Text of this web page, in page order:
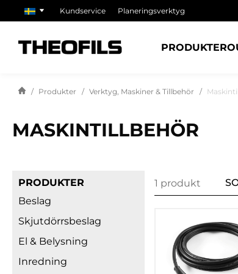
Kundservice Planeringsverktyg
PRODUKTER
Produkter Verktyg, Maskiner & Tillbehör
MASKINTILLBEHÖR
PRODUKTER
Beslag
Skjutdörrsbeslag
El & Belysning
Inredning
1 produkt